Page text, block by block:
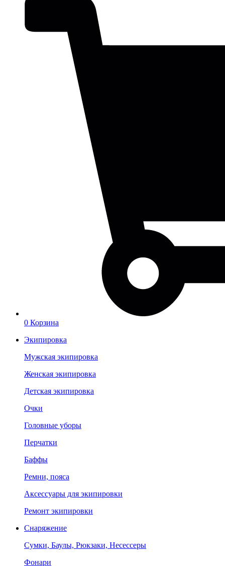
0 Корзина
Экипировка
Мужская экипировка
Женская экипировка
Детская экипировка
Очки
Головные уборы
Перчатки
Баффы
Ремни, пояса
Аксессуары для экипировки
Ремонт экипировки
Снаряжение
Сумки, Баулы, Рюкзаки, Несессеры
Фонари